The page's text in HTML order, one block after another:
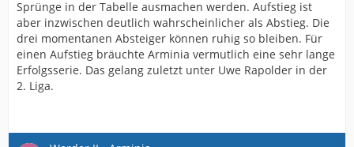
Sprünge in der Tabelle ausmachen werden. Aufstieg ist
aber inzwischen deutlich wahrscheinlicher als Abstieg. Die
drei momentanen Absteiger können ruhig so bleiben. Für
einen Aufstieg bräuchte Arminia vermutlich eine sehr lange
Erfolgsserie. Das gelang zuletzt unter Uwe Rapolder in der
2. Liga.